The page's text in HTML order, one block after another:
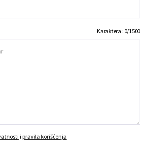
Karaktera: 0/1500
i pravila korišćenja